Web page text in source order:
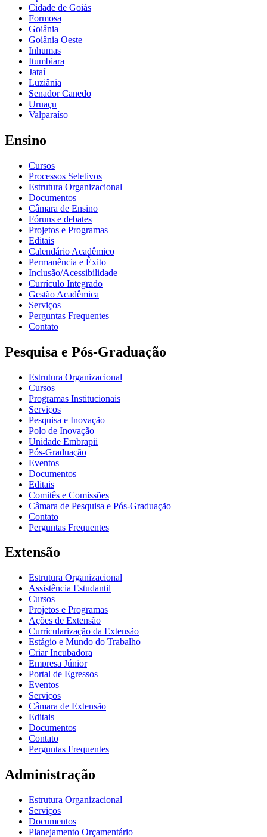
Cidade de Goiás
Formosa
Goiânia
Goiânia Oeste
Inhumas
Itumbiara
Jataí
Luziânia
Senador Canedo
Uruaçu
Valparaíso
Ensino
Cursos
Processos Seletivos
Estrutura Organizacional
Documentos
Câmara de Ensino
Fóruns e debates
Projetos e Programas
Editais
Calendário Acadêmico
Permanência e Êxito
Inclusão/Acessibilidade
Currículo Integrado
Gestão Acadêmica
Serviços
Perguntas Frequentes
Contato
Pesquisa e Pós-Graduação
Estrutura Organizacional
Cursos
Programas Institucionais
Serviços
Pesquisa e Inovação
Polo de Inovação
Unidade Embrapii
Pós-Graduação
Eventos
Documentos
Editais
Comitês e Comissões
Câmara de Pesquisa e Pós-Graduação
Contato
Perguntas Frequentes
Extensão
Estrutura Organizacional
Assistência Estudantil
Cursos
Projetos e Programas
Ações de Extensão
Curricularização da Extensão
Estágio e Mundo do Trabalho
Criar Incubadora
Empresa Júnior
Portal de Egressos
Eventos
Serviços
Câmara de Extensão
Editais
Documentos
Contato
Perguntas Frequentes
Administração
Estrutura Organizacional
Serviços
Documentos
Planejamento Orçamentário